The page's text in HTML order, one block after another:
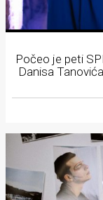
Počeo je peti
Danisa